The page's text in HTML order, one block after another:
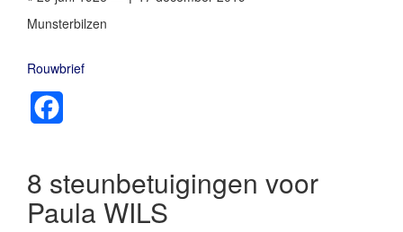
Munsterbilzen
Rouwbrief
8 steunbetuigingen voor
Paula WILS